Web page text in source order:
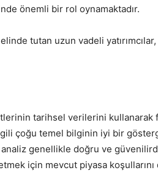
önemli bir rol oynamaktadır.
tutan uzun vadeli
tarihsel verilerini kullanarak
çoğu temel bilginin iyi bir
genellikle doğru ve
için mevcut piyasa